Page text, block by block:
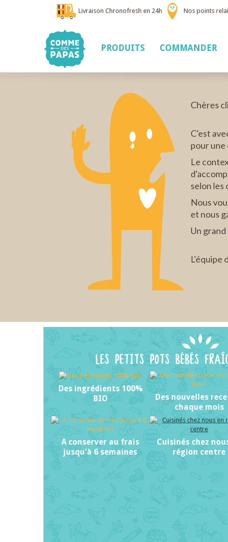
Livraison Chronofresh en 24h Nos points
PRODUITS COMMANDER
Chères
C'est
pour
Le
selon les
Nous
et nous
Un
L'équipe
LES PETITS POTS BÉBÉS
Des ingrédients 100%
BIO
Des nouvelles
chaque mois
A conserver au frais
jusqu'à 6 semaines
Cuisinés chez
région centre